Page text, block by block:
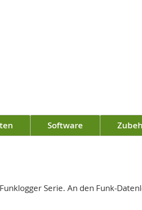
Software
Serie. An den Funk-